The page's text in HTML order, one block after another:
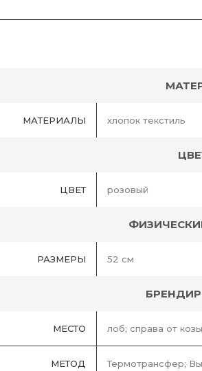
МАТЕРИАЛЫ хлопок текстиль
ЦВЕТ розовый
РАЗМЕРЫ 52 см
МЕСТО лоб; справа от
МЕТОД
Термотрансфер;